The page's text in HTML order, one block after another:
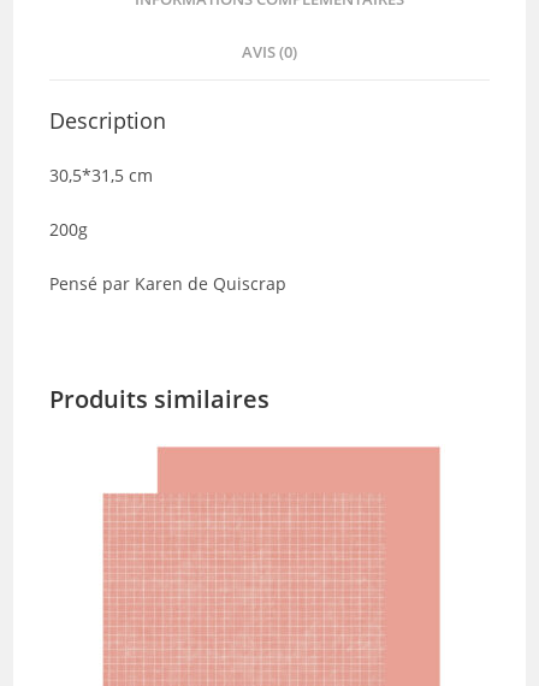
AVIS (0)
Description
30,5*31,5 cm
200g
Pensé par Karen de Quiscrap
Produits similaires